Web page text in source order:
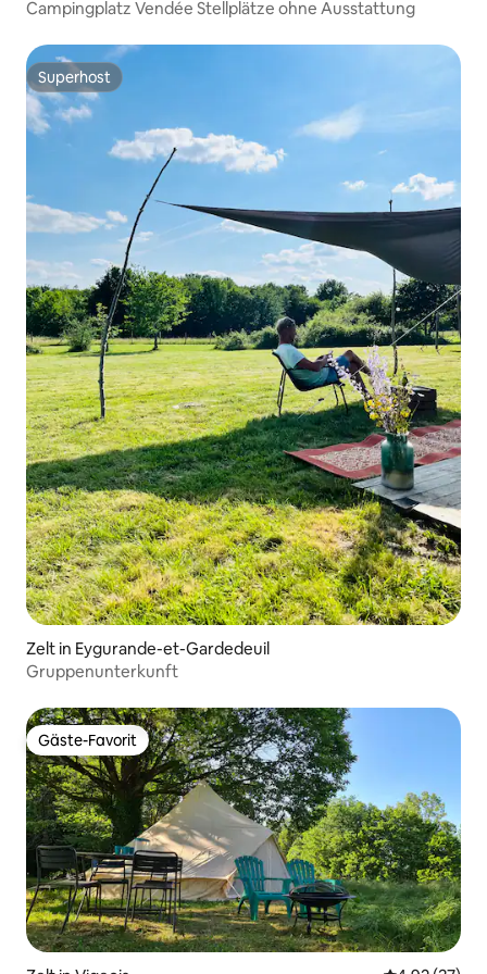
Campingplatz Vendée Stellplätze ohne Ausstattung
Superhost
Superhost
Zelt in Eygurande-et-Gardedeuil
Gruppenunterkunft
Gäste-Favorit
Gäste-Favorit